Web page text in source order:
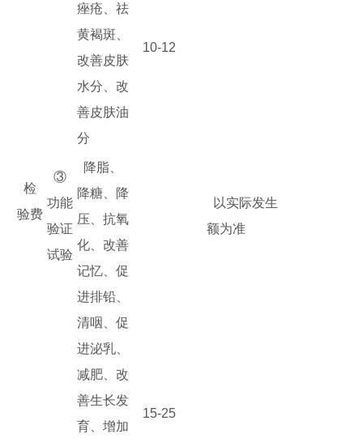
检
验费
③
功能
验证
试验
以实际发生
额为准
痤疮、祛
黄褐斑、
改善皮肤
水分、改
善皮肤油
分
10-12
降脂、
降糖、降
压、抗氧
化、改善
记忆、促
进排铅、
清咽、促
进泌乳、
减肥、改
善生长发
育、增加
15-25